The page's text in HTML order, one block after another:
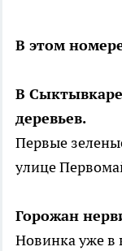
В этом
В
деревьев.
Первые
улице
Горожан
Новинка уже в